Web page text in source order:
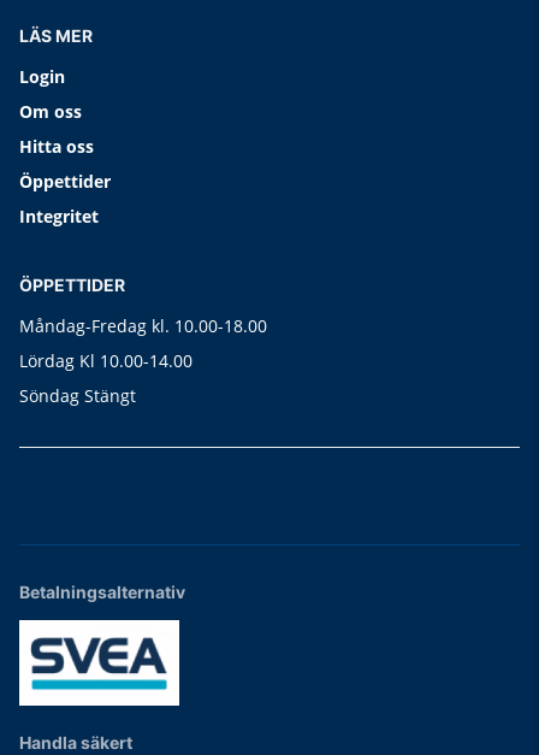
LÄS MER
Login
Om oss
Hitta oss
Öppettider
Integritet
ÖPPETTIDER
Måndag-Fredag kl. 10.00-18.00
Lördag Kl 10.00-14.00
Söndag Stängt
Betalningsalternativ
Handla säkert